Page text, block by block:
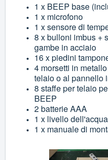
1 x BEEP base
1 x microfono
1 x sensore di
8 x bulloni imbus +
gambe in acciaio
16 x piedini
4 morsetti in
telaio o al pannello
8 staffe per telaio
BEEP
2 batterie AAA
1 x livello
1 x manuale di